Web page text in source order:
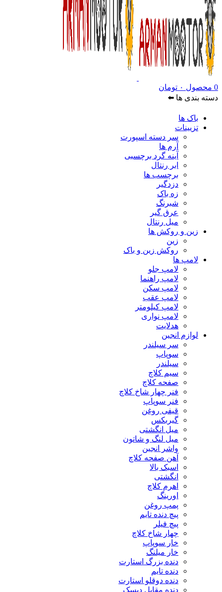
0 محصول ۰ تومان
دسته بندی ها ⬅️
باک ها
تزیینات
سر دسته اسپورت
آرم ها
آینه گرد برچسبی
ابر رنتال
برچسب ها
دزدگیر
زه باک
شبرنگ
عرق گیر
میل رنتال
زین و روکش ها
زین
روکش زین و باک
لامپ ها
لامپ جلو
لامپ راهنما
لامپ سکن
لامپ عقب
لامپ کیلومتر
لامپ نواری
هدلایت
لوازم انجین
سر سیلندر
سوپاپ
سیلندر
سیم کلاچ
صفحه کلاچ
فنر چهار شاخ کلاچ
فنر سوپاپ
قیفی روغن
گیربکس
میل انگشتی
میل لنگ و شاتون
واشر انجین
آهن صفحه کلاچ
اسبک بالا
انگشتی
اهرم کلاچ
اورینگ
پمپ روغن
پیچ دنده تایم
پیچ فیلر
چهار شاخ کلاچ
خار سوپاپ
خار میلنگ
دنده بزرگ استارت
دنده تایم
دنده دوقلو استارت
دنده مقابل دیسک